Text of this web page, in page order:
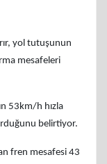
yol tutuşunun
mesafeleri
53km/h hızla
belirtiyor.
fren mesafesi 43